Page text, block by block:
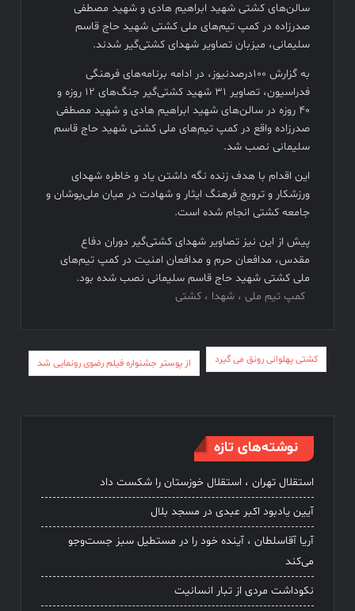
فیلم های نوروزی به توفیق دست پیدا نکردند
فیلم کیمیایی متوقف شد
سالن‌های کشتی شهید ابراهیم هادی و شهید مصطفی
صدرزاده در کمپ تیم‌های ملی کشتی شهید حاج قاسم
سلیمانی، میزبان تصاویر شهدای کشتی‌گیر شدند.
به گزارش ۱۰۰درصدنیوز، در ادامه برنامه‌های فرهنگی
فدراسیون، تصاویر ۳۱ شهید کشتی‌گیر جنگ‌های ۱۲ روزه و
۴۰ روزه در سالن‌های شهید ابراهیم هادی و شهید مصطفی
صدرزاده واقع در کمپ تیم‌های ملی کشتی شهید حاج قاسم
سلیمانی نصب شد.
این اقدام با هدف زنده نگه داشتن یاد و خاطره شهدای
ورزشکار و ترویج فرهنگ ایثار و شهادت در میان ملی‌پوشان و
جامعه کشتی انجام شده است.
پیش از این نیز تصاویر شهدای کشتی‌گیر دوران دفاع
مقدس، مدافعان حرم و مدافعان امنیت در کمپ تیم‌های
ملی کشتی شهید حاج قاسم سلیمانی نصب شده بود.
کمپ تیم ملی ، شهدا ، کشتی
راهبری
کشتی پهلوانی رونق می گیرد از پوستر جشنواره فیلم رضوی رونمایی شد
نوشته‌های تازه
استقلال تهران ، استقلال خوزستان را شکست داد
آیین یادبود اکبر عبدی در مسجد بلال
آریا آقاسلطان ، آینده خود را در مستطیل سبز جست‌وجو
می‌کند
نکوداشت مردی از تبار انسانیت